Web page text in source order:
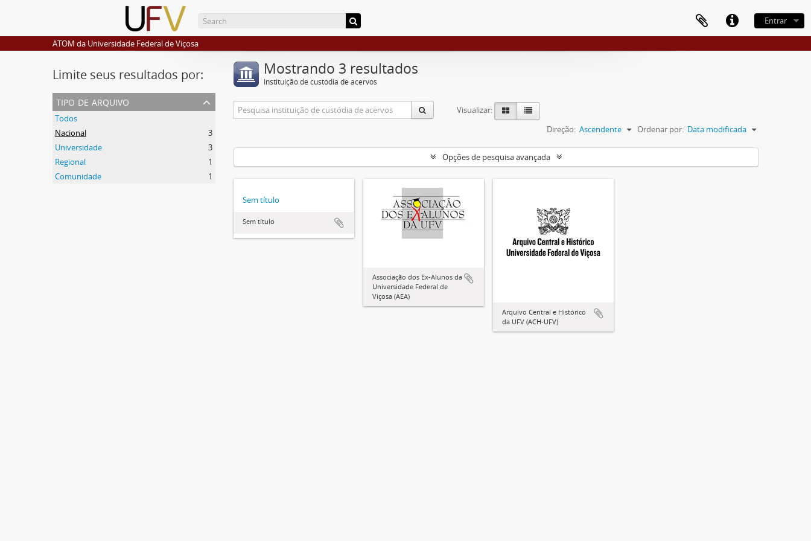
Entrar
ATOM da Universidade Federal de Viçosa
Limite seus resultados por:
tipo de arquivo
Todos
Nacional
3
Universidade
3
Regional
1
Comunidade
1
Mostrando 3 resultados
Instituição de custódia de acervos
Visualizar:
Ordenar por: Data modificada
Direção: Ascendente
Opções de pesquisa avançada
Sem título
Sem título
Associação dos Ex-Alunos da
Universidade Federal de
Viçosa (AEA)
Arquivo Central e Histórico
da UFV (ACH-UFV)